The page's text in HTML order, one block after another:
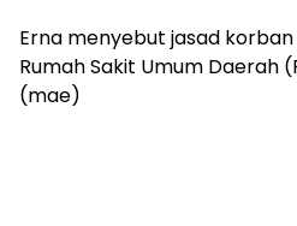
Erna menyebut jasad
Rumah Sakit Umum Daerah
(mae)